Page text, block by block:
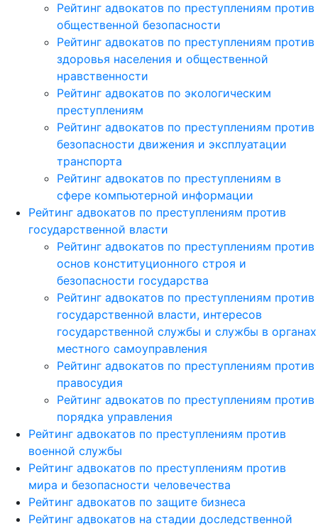
Рейтинг адвокатов по преступлениям против
общественной безопасности
Рейтинг адвокатов по преступлениям против
здоровья населения и общественной
нравственности
Рейтинг адвокатов по экологическим
преступлениям
Рейтинг адвокатов по преступлениям против
безопасности движения и эксплуатации
транспорта
Рейтинг адвокатов по преступлениям в
сфере компьютерной информации
Рейтинг адвокатов по преступлениям против
государственной власти
Рейтинг адвокатов по преступлениям против
основ конституционного строя и
безопасности государства
Рейтинг адвокатов по преступлениям против
государственной власти, интересов
государственной службы и службы в органах
местного самоуправления
Рейтинг адвокатов по преступлениям против
правосудия
Рейтинг адвокатов по преступлениям против
порядка управления
Рейтинг адвокатов по преступлениям против
военной службы
Рейтинг адвокатов по преступлениям против
мира и безопасности человечества
Рейтинг адвокатов по защите бизнеса
Рейтинг адвокатов на стадии доследственной